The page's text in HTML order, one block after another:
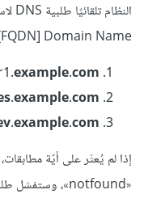
Domain Name [‏FQDN])، في الترتيب الآتي:
example.com
«notfound»، وستفشل طلبية DNS.